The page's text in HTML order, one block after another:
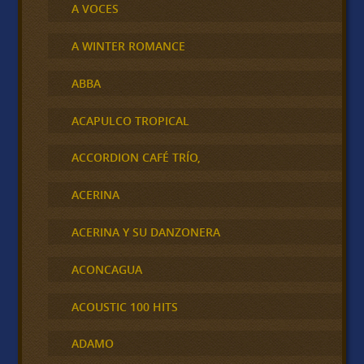
A VOCES
A WINTER ROMANCE
ABBA
ACAPULCO TROPICAL
ACCORDION CAFÉ TRÍO,
ACERINA
ACERINA Y SU DANZONERA
ACONCAGUA
ACOUSTIC 100 HITS
ADAMO